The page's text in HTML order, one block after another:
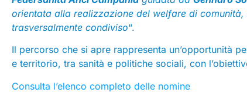
orientata alla realizzazione del welfare di
trasversalmente condiviso“.
Il percorso che si apre rappresenta un’opportunità
e territorio, tra sanità e politiche sociali, con
Consulta l’elenco completo delle nomine